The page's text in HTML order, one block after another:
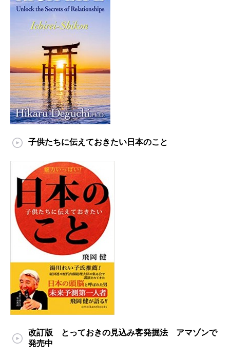
子供たちに伝えておきたい日本のこと
改訂版 とっておきの見込み客発掘法 アマゾンで
発売中